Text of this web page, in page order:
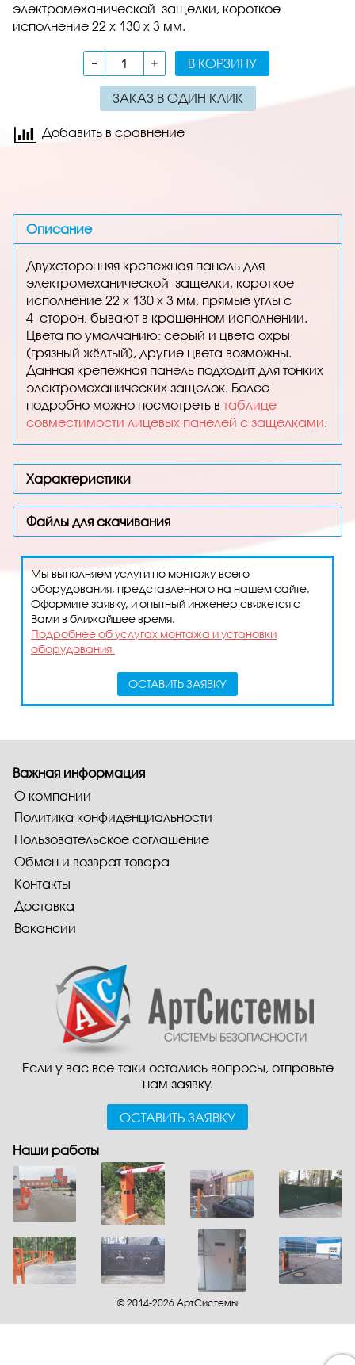
электромеханической защелки, короткое
исполнение 22 x 130 x 3 мм.
В КОРЗИНУ
ЗАКАЗ В ОДИН КЛИК
Добавить в сравнение
Описание
Двухсторонняя крепежная панель для
электромеханической защелки, короткое
исполнение 22 x 130 x 3 мм, прямые углы с
4 сторон, бывают в крашенном исполнении.
Цвета по умолчанию: серый и цвета охры
(грязный жёлтый), другие цвета возможны.
Данная крепежная панель подходит для тонких
электромеханических защелок. Более
подробно можно посмотреть в таблице
совместимости лицевых панелей с защелками
Характеристики
Файлы для скачивания
ОСТАВИТЬ ЗАЯВКУ
Мы выполняем услуги по монтажу всего
оборудования, представленного на нашем сайте.
Оформите заявку, и опытный инженер свяжется с
Вами в ближайшее время.
Подробнее об услугах монтажа и установки
оборудования.
Если у вас все-таки остались вопросы, отправьте
нам заявку.
ОСТАВИТЬ ЗАЯВКУ
Важная информация
О компании
Политика конфиденциальности
Пользовательское соглашение
Обмен и возврат товара
Контакты
Доставка
Вакансии
Наши работы
© 2014-2026 АртСистемы